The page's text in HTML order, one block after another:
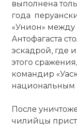
выполнена
года
«Унион»
Антофагаста
эскадрой, где
этого
командир
национальным
После
чилийцы